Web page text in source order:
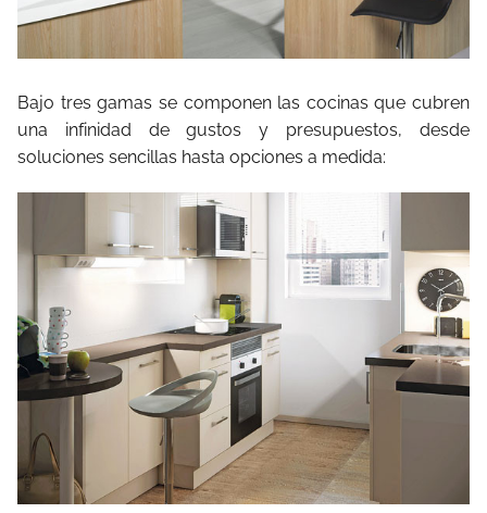
Bajo tres gamas se componen las cocinas que cubren
una infinidad de gustos y presupuestos, desde
soluciones sencillas hasta opciones a medida: